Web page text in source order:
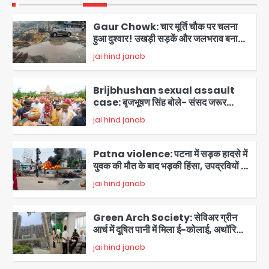
2
Gaur Chowk: चार मूर्ति चौक पर चलना
हुआ दुश्वार! उखड़ी सड़कें और जलभराव बना
आफत, अंडरपास पर भी खतरा
jai hind janab
3
Brijbhushan sexual assault
लौटूंगा, हुई चरित्र हत्या की कोशिश, प्रियंका
गांधी को बरगलाया गया, यौन शोषण नहीं ‘गुड-
बैड टच’ का था मामला
jai hind janab
4
Patna violence: पटना में सड़क हादसे में
युवक की मौत के बाद भड़की हिंसा, उपद्रवियों ने
फूंकीं 10 गाड़ियां, ट्रैफिक पोस्ट और स्लीपर
बस भी जलाई, NH-30 जाम
jai hind janab
5
Green Arch Society: सेविअर ग्रीन
आर्च में दूषित पानी में मिला ई-कोलाई, अथॉरिटी
ने शुरू की सैंपलिंग जांच
jai hind janab
Noida waterlogging: नोएडा में